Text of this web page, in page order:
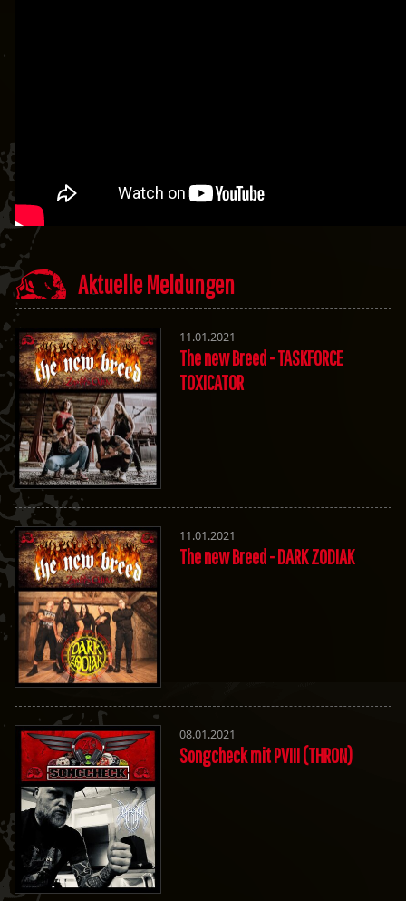
Aktuelle Meldungen
11.01.2021
The new Breed - TASKFORCE
TOXICATOR
11.01.2021
The new Breed - DARK ZODIAK
08.01.2021
Songcheck mit PVIII (THRON)